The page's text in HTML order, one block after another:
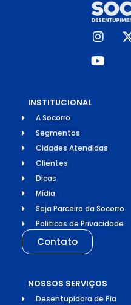
INSTITUCIONAL
A Socorro
Segmentos
Cidades Atendidas
Clientes
Dicas
Mídia
Seja Parceiro da Socorro
Politicas de Privacidade
Contato
NOSSOS SERVIÇOS
Desentupidora de Pia